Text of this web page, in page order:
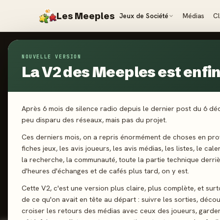
Les Meeples Jeux de Société Médias
NOUVELLE VERSION
La V2 des Meeples est
Après 6 mois de silence radio depuis le dernier post du 6
peu disparu des réseaux, mais pas du projet.
Ces derniers mois, on a repris énormément de choses en
fiches jeux, les avis joueurs, les avis médias, les listes, le
la recherche, la communauté, toute la partie technique
d'heures d'échanges et de cafés plus tard, on y est.
Cette V2, c'est une version plus claire, plus complète, et
de ce qu'on avait en tête au départ : suivre les sorties,
croiser les retours des médias avec ceux des joueurs,
NH
ILLUSTRATEUR · DEPUIS 2023
Noboru
5
JEUX CONÇUS
0
REVIEWS